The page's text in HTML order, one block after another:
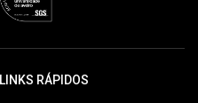
LINKS RÁPIDOS